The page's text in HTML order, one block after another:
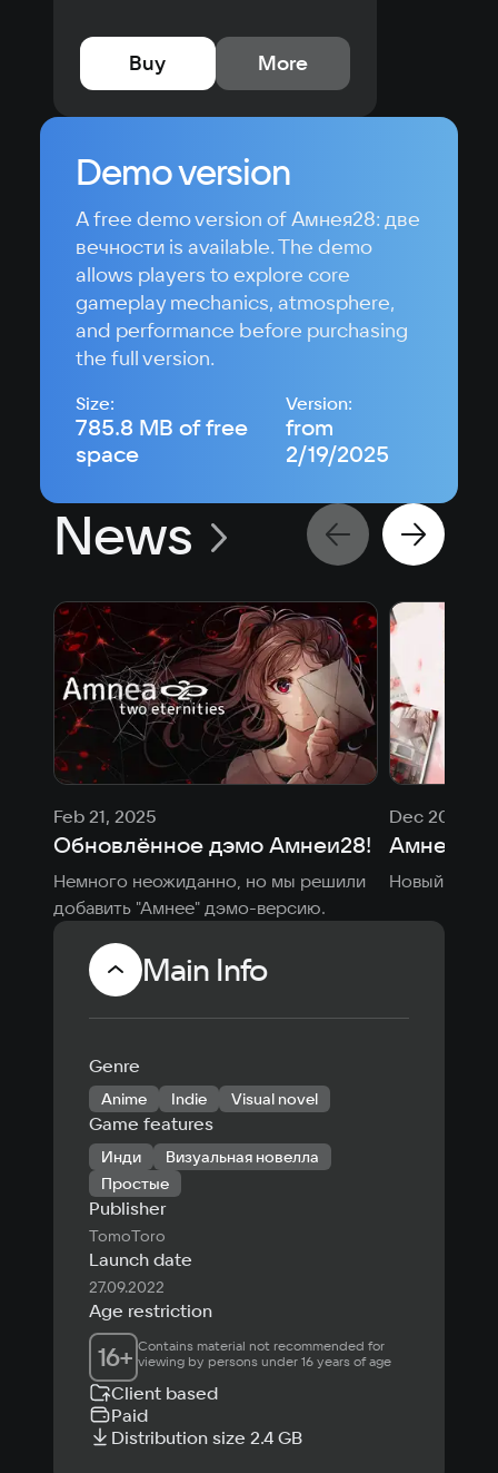
Buy More
Demo version
A free demo version of Амнея28: две
вечности is available. The demo
allows players to explore core
gameplay mechanics, atmosphere,
and performance before purchasing
the full version.
Size:
785.8 MB of free
space
Version:
from
2/19/2025
News
Feb 21, 2025
Обновлённое дэмо Амнеи28!
Немного неожиданно, но мы решили
Dec 20, 2023
Амнея28
Новый патч
Main Info
Genre
Anime Indie Visual novel
Game features
Инди
Визуальная новелла
Простые
Publisher
TomoToro
Launch date
27.09.2022
Age restriction
16+ Contains material not recommended for
viewing by persons under 16 years of age
Client based
Paid
Distribution size 2.4 GB